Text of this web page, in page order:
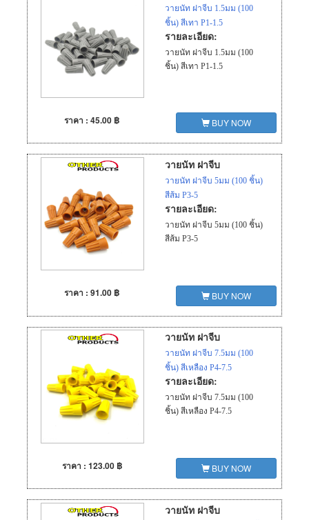
วายนัท ฝาจีบ 1.5มม (100
ชิ้น) สีเทา P1-1.5
รายละเอียด:
วายนัท ฝาจีบ 1.5มม (100
ชิ้น) สีเทา P1-1.5
ราคา : 45.00 ฿ BUY NOW
วายนัท ฝาจีบ
วายนัท ฝาจีบ 5มม (100 ชิ้น)
สีส้ม P3-5
รายละเอียด:
วายนัท ฝาจีบ 5มม (100 ชิ้น)
สีส้ม P3-5
ราคา : 91.00 ฿ BUY NOW
วายนัท ฝาจีบ
วายนัท ฝาจีบ 7.5มม (100
ชิ้น) สีเหลือง P4-7.5
รายละเอียด:
วายนัท ฝาจีบ 7.5มม (100
ชิ้น) สีเหลือง P4-7.5
ราคา : 123.00 ฿ BUY NOW
วายนัท ฝาจีบ